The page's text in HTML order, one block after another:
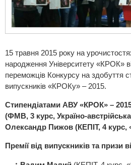
15 травня 2015 року на
народження Університету «КРОК»
переможців Конкурсу на здобуття
випускників «КРОКу» – 2015.
Стипендіатами АВУ «КРОК» –
(ФМВ, 3 курс, Україно-
Олександр Пижов (КЕПІТ, 4 курс,
Премії від випускників та призи